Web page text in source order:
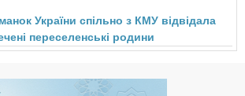
України спільно з КМУ відвідала
переселенські родини